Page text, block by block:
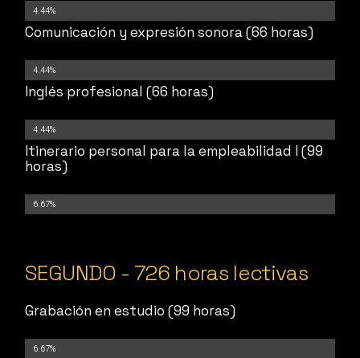
4.44%
Comunicación y expresión sonora (66 horas)
4.44%
Inglés profesional (66 horas)
4.44%
Itinerario personal para la empleabilidad I (99
horas)
6.67%
SEGUNDO - 726 horas lectivas
Grabación en estudio (99 horas)
6.67%